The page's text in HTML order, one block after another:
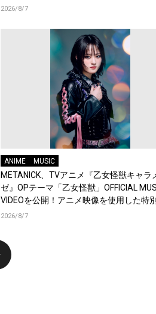
2026/8/7
ANIME MUSIC
METANICK、TVアニメ『乙女怪獣キャラ
ゼ』OPテーマ「乙女怪獣」OFFICIAL
VIDEOを公開！アニメ映像を使用した特
集！
2026/8/7